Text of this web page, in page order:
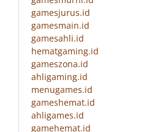
gamesjurus.id
gamesmain.id
gamesahli.id
hematgaming.id
gameszona.id
ahligaming.id
menugames.id
gameshemat.id
ahligames.id
gamehemat.id